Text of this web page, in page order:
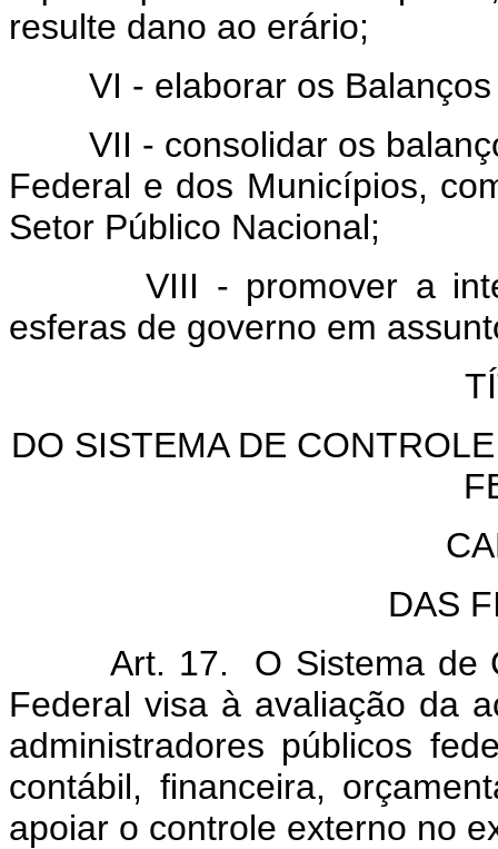
resulte dano ao erário;
VI - elaborar os Balanços
VII - consolidar os
Federal e dos Municípios,
Setor Público Nacional;
VIII - promover a
esferas de governo em
DO SISTEMA DE
DAS
Art. 17. O Sistema de
Federal visa à avaliação da
administradores públicos
contábil, financeira,
apoiar o controle externo no